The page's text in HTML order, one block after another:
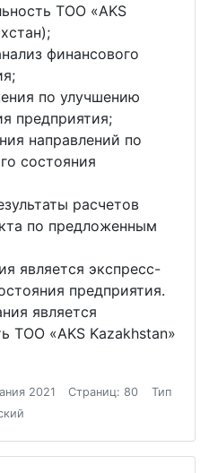
ТОО «AKS
финансового
по улучшению
предприятия;
направлений по
состояния
расчетов
по предложенным
является экспресс-
предприятия.
является
ТОО «AKS Kazakhstan»
2021 Страниц: 80
Тип